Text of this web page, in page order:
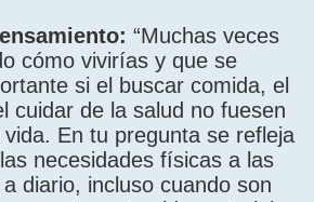
“Muchas veces
cómo vivirías y que se
si el buscar comida, el
cuidar de la salud no fuesen
vida. En tu pregunta se refleja
necesidades físicas a las
diario, incluso cuando son